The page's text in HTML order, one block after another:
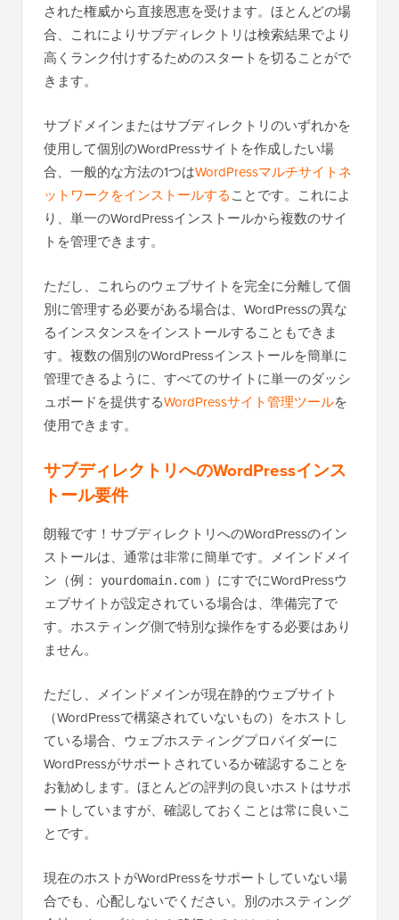
された権威から直接恩恵を受けます。ほとんどの場
合、これによりサブディレクトリは検索結果でより
高くランク付けするためのスタートを切ることがで
きます。
サブドメインまたはサブディレクトリのいずれかを
使用して個別のWordPressサイトを作成したい場
合、一般的な方法の1つはWordPressマルチサイトネ
ットワークをインストールすることです。これによ
り、単一のWordPressインストールから複数のサイ
トを管理できます。
ただし、これらのウェブサイトを完全に分離して個
別に管理する必要がある場合は、WordPressの異な
るインスタンスをインストールすることもできま
す。複数の個別のWordPressインストールを簡単に
管理できるように、すべてのサイトに単一のダッシ
ュボードを提供するWordPressサイト管理ツールを
使用できます。
サブディレクトリへのWordPressインス
トール要件
朗報です！サブディレクトリへのWordPressのイン
ストールは、通常は非常に簡単です。メインドメイ
ン（例：
yourdomain.com ）にすでにWordPressウ
ェブサイトが設定されている場合は、準備完了で
す。ホスティング側で特別な操作をする必要はあり
ません。
ただし、メインドメインが現在静的ウェブサイト
（WordPressで構築されていないもの）をホストし
ている場合、ウェブホスティングプロバイダーに
WordPressがサポートされているか確認することを
お勧めします。ほとんどの評判の良いホストはサポ
ートしていますが、確認しておくことは常に良いこ
とです。
現在のホストがWordPressをサポートしていない場
合でも、心配しないでください。別のホスティング